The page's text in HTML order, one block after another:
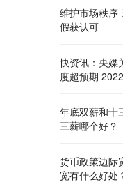
维护市场秩序
假获认可
快资讯：央媒
度超预期
年底双薪和十
三薪哪个好？
货币政策边际
宽有什么好处